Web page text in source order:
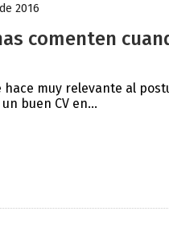
2016
comenten
hace muy relevante al
buen CV en...